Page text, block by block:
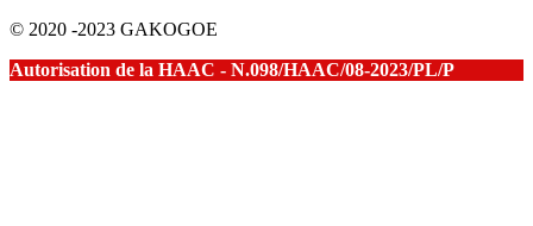
© 2020 -2023 GAKOGOE
Autorisation de la HAAC - N.098/HAAC/08-2023/PL/P